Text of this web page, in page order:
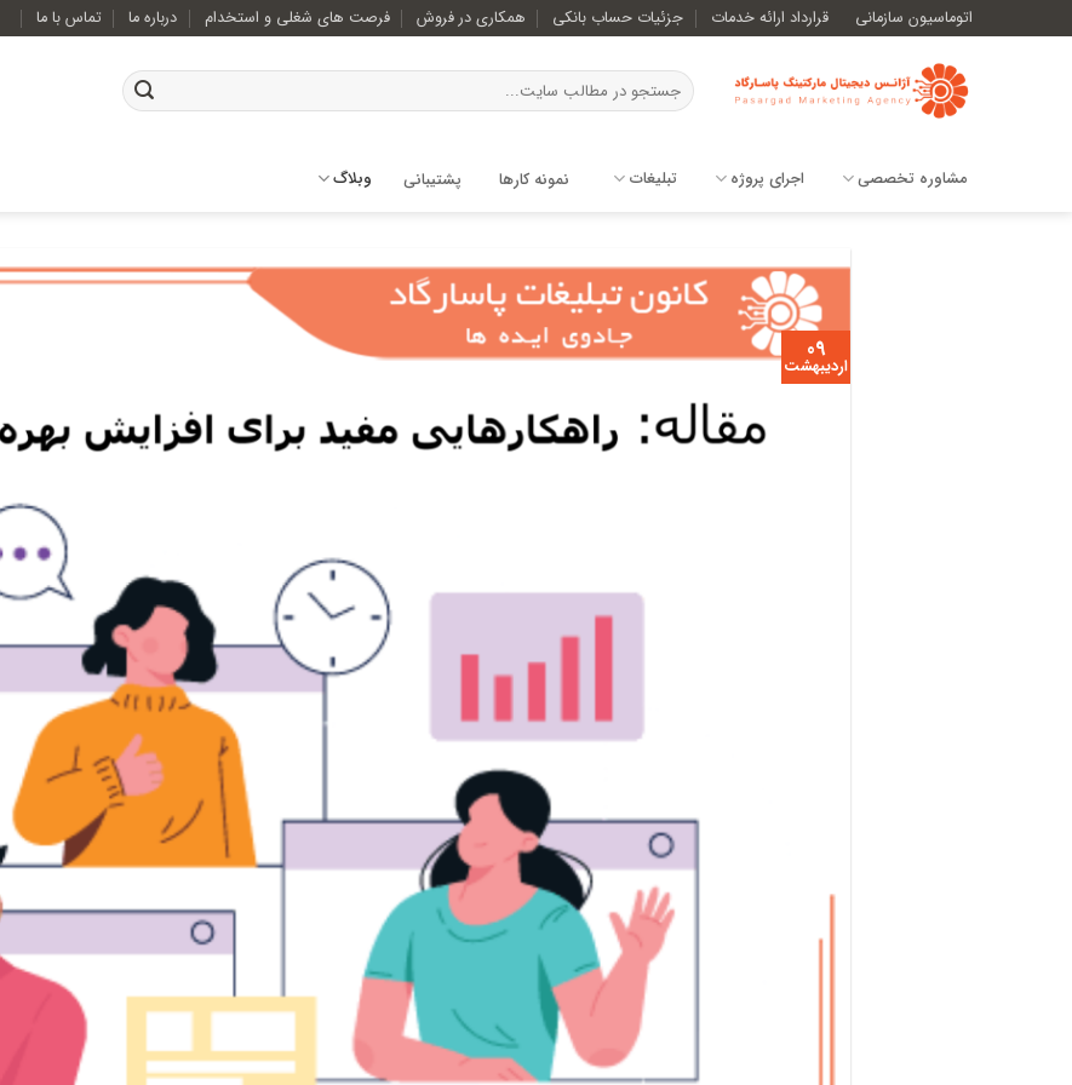
to
اتوماسیون سازمانی قرارداد ارائه خدمات جزئیات حساب بانکی همکاری در فروش فرصت های شغلی و استخدام درباره ما تماس با ما
مشاوره تخصصی اجرای پروژه تبلیغات نمونه کارها پشتیبانی وبلاگ
09
اردیبهشت